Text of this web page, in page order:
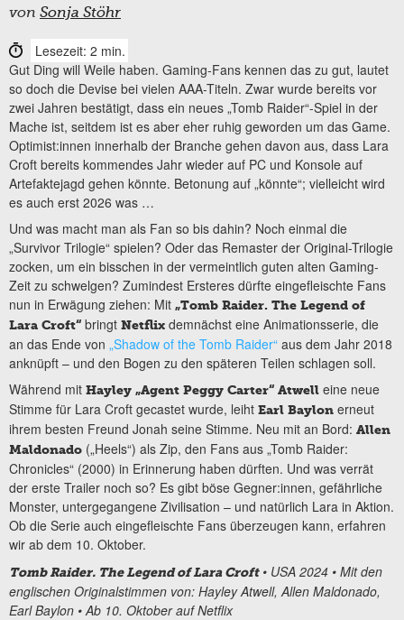
von Sonja Stöhr
Lesezeit: 2 min.
Gut Ding will Weile haben. Gaming-Fans kennen das zu gut, lautet
so doch die Devise bei vielen AAA-Titeln. Zwar wurde bereits vor
zwei Jahren bestätigt, dass ein neues „Tomb Raider“-Spiel in der
Mache ist, seitdem ist es aber eher ruhig geworden um das Game.
Optimist:innen innerhalb der Branche gehen davon aus, dass Lara
Croft bereits kommendes Jahr wieder auf PC und Konsole auf
Artefaktejagd gehen könnte. Betonung auf „könnte“; vielleicht wird
es auch erst 2026 was …
Und was macht man als Fan so bis dahin? Noch einmal die
„Survivor Trilogie“ spielen? Oder das Remaster der Original-Trilogie
zocken, um ein bisschen in der vermeintlich guten alten Gaming-
Zeit zu schwelgen? Zumindest Ersteres dürfte eingefleischte Fans
nun in Erwägung ziehen: Mit „Tomb Raider. The Legend of
Lara Croft“ bringt Netflix demnächst eine Animationsserie, die
an das Ende von „Shadow of the Tomb Raider“ aus dem Jahr 2018
anknüpft – und den Bogen zu den späteren Teilen schlagen soll.
Während mit Hayley „Agent Peggy Carter“ Atwell eine neue
Stimme für Lara Croft gecastet wurde, leiht Earl Baylon erneut
ihrem besten Freund Jonah seine Stimme. Neu mit an Bord: Allen
Maldonado („Heels“) als Zip, den Fans aus „Tomb Raider:
Chronicles“ (2000) in Erinnerung haben dürften. Und was verrät
der erste Trailer noch so? Es gibt böse Gegner:innen, gefährliche
Monster, untergegangene Zivilisation – und natürlich Lara in Aktion.
Ob die Serie auch eingefleischte Fans überzeugen kann, erfahren
wir ab dem 10. Oktober.
Tomb Raider. The Legend of Lara Croft• USA 2024 • Mit den
englischen Originalstimmen von: Hayley Atwell, Allen Maldonado,
Earl Baylon • Ab 10. Oktober auf Netflix